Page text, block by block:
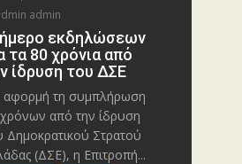
admin
εκδηλώσεων
τα 80 χρόνια από
ίδρυση του ΔΣΕ
τη συμπλήρωση
από την ίδρυση
Δημοκρατικού Στρατού
(ΔΣΕ), η Επιτροπή...